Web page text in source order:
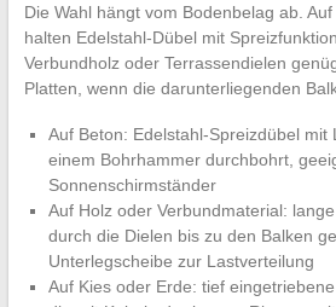
Die Wahl hängt vom Bodenbelag ab.
halten Edelstahl-Dübel mit
Verbundholz oder Terrassendielen
Platten, wenn die darunterliegenden
Auf Beton: Edelstahl-Spreizdübel mit
einem Bohrhammer durchbohrt,
Sonnenschirmständer
Auf Holz oder Verbundmaterial:
durch die Dielen bis zu den Balken
Unterlegscheibe zur Lastverteilung
Auf Kies oder Erde: tief